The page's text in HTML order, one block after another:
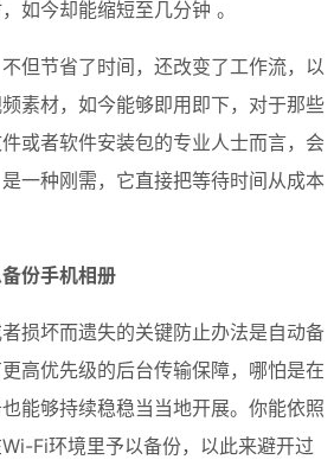
如今却能缩短至几分钟 。
但节省了时间，还改变了工作流，以
素材，如今能够即用即下，对于那些
或者软件安装包的专业人士而言，会
一种刚需，它直接把等待时间从成本
份手机相册
损坏而遗失的关键防止办法是自动备
高优先级的后台传输保障，哪怕是在
能够持续稳稳当当地开展。你能依照
Fi环境里予以备份，以此来避开过